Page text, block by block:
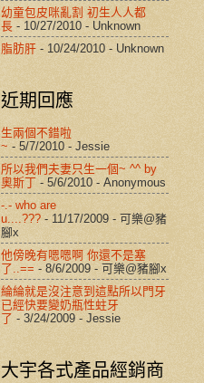
幼童包皮咪亂割 初生人人都
長 - 10/27/2010 - Unknown
脂肪肝 - 10/24/2010 - Unknown
近期回應
生兩個不錯啦
~ - 5/7/2010 - Jessie
所以我們夫妻只生一個~ ^^ by
奧斯丁 - 5/6/2010 - Anonymous
-.- who are
u....??? - 11/17/2009 - 可樂@豬
腳x
他傍晚有嗯嗯啊 你還不是塞
了..== - 8/6/2009 - 可樂@豬腳x
綸綸就是沒注意到這點所以門牙
已經快要變奶瓶性蛀牙
了 - 3/24/2009 - Jessie
大宇各式產品經銷商